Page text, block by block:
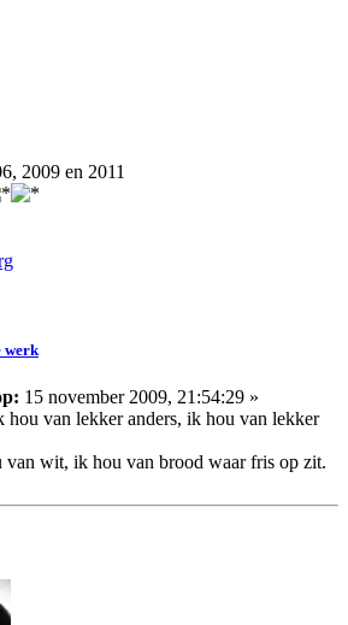
2009 en 2011
werk
15 november 2009, 21:54:29 »
van lekker anders, ik hou van lekker
wit, ik hou van brood waar fris op zit.